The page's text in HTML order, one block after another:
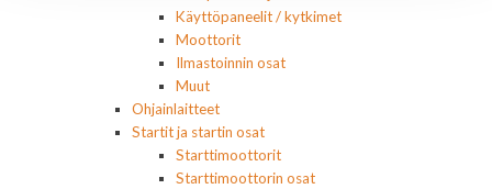
Käyttöpaneelit / kytkimet
Moottorit
Ilmastoinnin osat
Muut
Ohjainlaitteet
Startit ja startin osat
Starttimoottorit
Starttimoottorin osat